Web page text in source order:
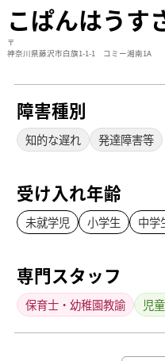
こぱんはうす
〒
神奈川県藤沢市白旗1-1-1 コミー湘南1A
障害種別
知的な遅れ 発達障害等
受け入れ年齢
未就学児 小学生 中学
専門スタッフ
保育士・幼稚園教諭 児